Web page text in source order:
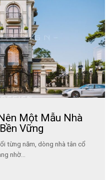
Một Mẫu Nhà
Vững
từng năm, dòng nhà tân cổ
nhờ...